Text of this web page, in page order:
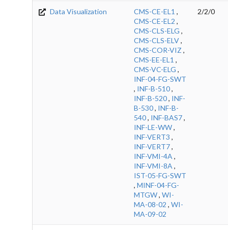
Data Visualization CMS-CE-EL1 ,
CMS-CE-EL2 ,
CMS-CLS-ELG ,
CMS-CLS-ELV,
CMS-COR-VIZ ,
CMS-EE-EL1 ,
CMS-VC-ELG ,
INF-04-FG-SWT
, INF-B-510,
INF-B-520, INF-
B-530, INF-B-
540, INF-BAS7,
INF-LE-WW,
INF-VERT3 ,
INF-VERT7,
INF-VMI-4A ,
INF-VMI-8A ,
IST-05-FG-SWT
, MINF-04-FG-
MTGW, WI-
MA-08-02 , WI-
MA-09-02
2/2/0